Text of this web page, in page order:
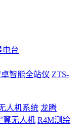
电台
卓智能全站仪 ZTS-
人机系统 龙腾
翼无人机 R4M测绘